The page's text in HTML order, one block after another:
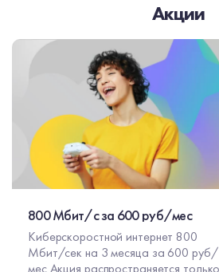
Акции
800 Мбит/с за 600 руб/мес
Киберскоростной интернет 800
Мбит/сек на 3 месяца за 600 руб/